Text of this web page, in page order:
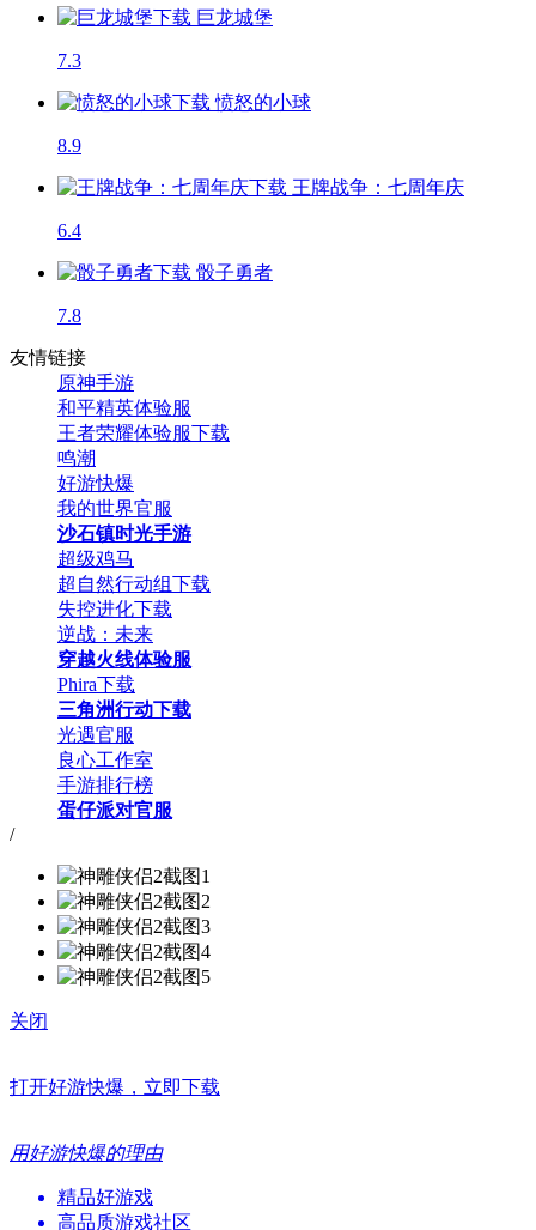
巨龙城堡
7.3
愤怒的小球
8.9
王牌战争：七周年庆
6.4
骰子勇者
7.8
友情链接
原神手游
和平精英体验服
王者荣耀体验服下载
鸣潮
好游快爆
我的世界官服
沙石镇时光手游
超级鸡马
超自然行动组下载
失控进化下载
逆战：未来
穿越火线体验服
Phira下载
三角洲行动下载
光遇官服
良心工作室
手游排行榜
蛋仔派对官服
/
关闭
打开好游快爆，立即下载
用好游快爆的理由
精品好游戏
高品质游戏社区